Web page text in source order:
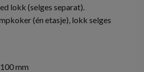
lokk (selges separat).
(én etasje), lokk selges
mm